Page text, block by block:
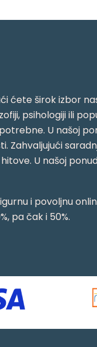
ćete širok izbor
psihologiji ili
U našoj
Zahvaljujući
U našoj
i povoljnu
pa čak i 50%.